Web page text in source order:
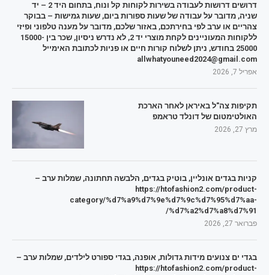
דרושים דרושות לעבודה בשירות לקוחות קל ונוח, בתחום היד 2 – יד
שניה, מדובר על עבודה של שעות ספורות ביום, שעות גמישות – בבוקר
צהריים או ערב לפי בחירתכם, באזור שלכם, מדובר על מענה טלפוני ופיזי
ללקוחות המעוניינים לקחת מוצרי יד 2, לא נדרש ניסיון, שכר בין 15000-
25000 בחודש, ניתן לשלוח קורות חיים או פניות לכתובת האימייל
allwhatyouneed2024@gmail.com
אפריל 7, 2026
תקיפות צה"ל באיראן לאחר הארכת
האולטימטום של דונלד טראמפ
מרץ 27, 2026
קניות בגדים אונליין, בוטיק בגדים, הלבשה תחתונה, שמלות ערב –
https://htofashion2.com/product-
category/%d7%a9%d7%9e%d7%9c%d7%95%d7%aa-
%d7%a2%d7%a8%d7%91/
פברואר 27, 2026
בגדי ים צנועים מידות גדולות, אופנה, בגדי ספורט לילדים, שמלות ערב –
https://htofashion2.com/product-